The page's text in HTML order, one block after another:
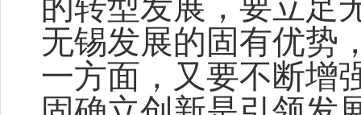
无锡发展的固有优势
一方面，又要不断增